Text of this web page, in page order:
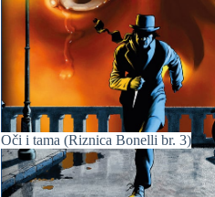
Oči i tama (Riznica Bonelli br. 3)